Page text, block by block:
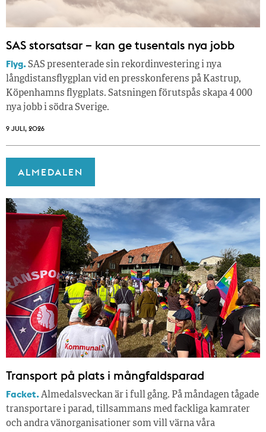
SAS storsatsar – kan ge tusentals nya jobb
Flyg.SAS presenterade sin rekordinvestering i nya
långdistansflygplan vid en presskonferens på Kastrup,
Köpenhamns flygplats. Satsningen förutspås skapa 4 000
nya jobb i södra Sverige.
9 JULI, 2026
ALMEDALEN
Transport på plats i mångfaldsparad
Facket.Almedalsveckan är i full gång. På måndagen tågade
transportare i parad, tillsammans med fackliga kamrater
och andra vänorganisationer som vill värna våra